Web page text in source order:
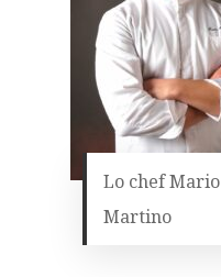
Lo chef Mario
Martino